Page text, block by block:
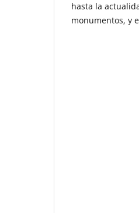
hasta la
monumentos, y